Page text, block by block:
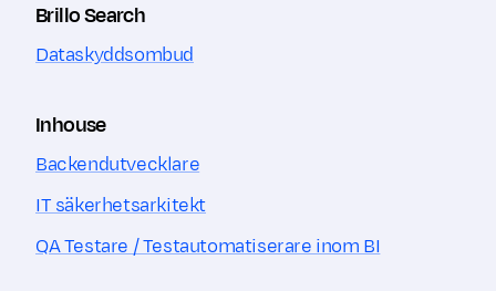
Brillo Search
Dataskyddsombud
Inhouse
Backendutvecklare
IT säkerhetsarkitekt
QA Testare / Testautomatiserare inom BI